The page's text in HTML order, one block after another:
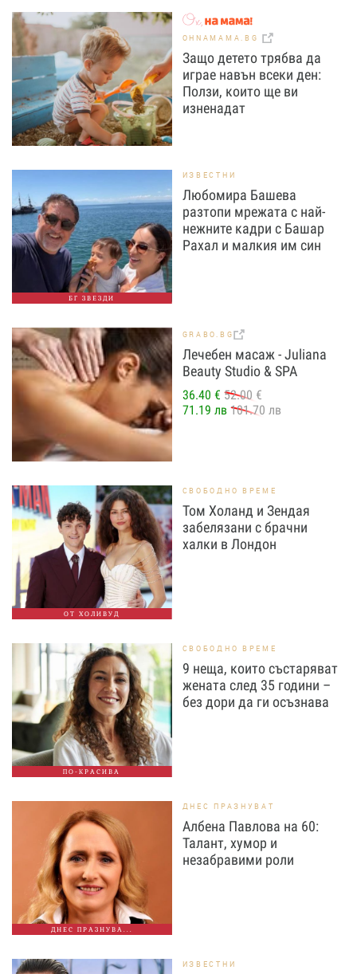
OHNAMAMA.BG
Защо детето трябва да
играе навън всеки ден:
Ползи, които ще ви
изненадат
БГ ЗВЕЗДИ
ИЗВЕСТНИ
Любомира Башева
разтопи мрежата с най-
нежните кадри с Башар
Рахал и малкия им син
GRABO.BG
Лечебен масаж - Juliana
Beauty Studio & SPA
36.40 € 52.00 €
71.19 лв 101.70 лв
ОТ ХОЛИВУД
СВОБОДНО ВРЕМЕ
Том Холанд и Зендая
забелязани с брачни
халки в Лондон
ПО-КРАСИВА
СВОБОДНО ВРЕМЕ
9 неща, които състаряват
жената след 35 години –
без дори да ги осъзнава
ДНЕС ПРАЗНУВА...
ДНЕС ПРАЗНУВАТ
Албена Павлова на 60:
Талант, хумор и
незабравими роли
ИЗВЕСТНИ